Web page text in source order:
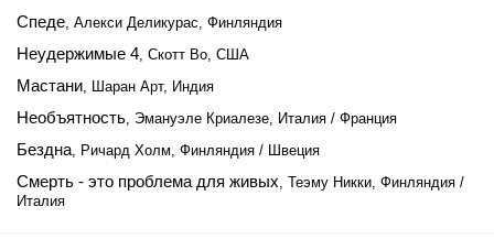
Спеде, Алекси Деликурас, Финляндия
Неудержимые 4, Скотт Во, США
Мастани, Шаран Арт, Индия
Необъятность, Эмануэле Криалезе, Италия / Франция
Бездна, Ричард Холм, Финляндия / Швеция
Смерть - это проблема для живых, Теэму Никки, Финляндия /
Италия